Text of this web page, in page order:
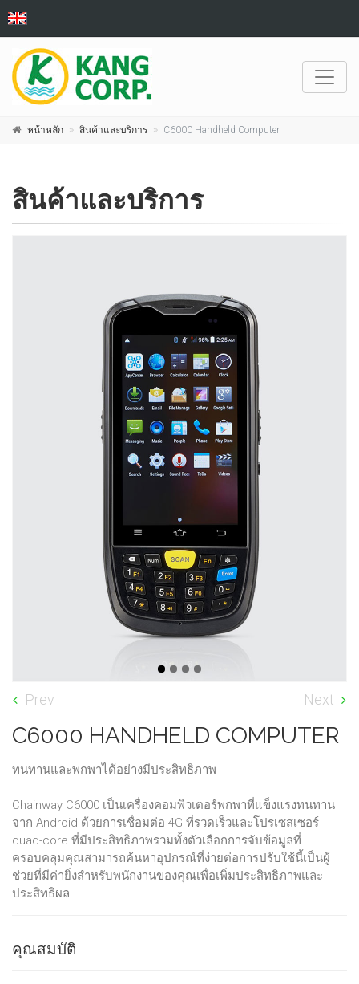
หน้าหลัก สินค้าและบริการ C6000 Handheld Computer
สินค้าและบริการ
Prev Next
C6000 HANDHELD COMPUTER
ทนทานและพกพาได้อย่างมีประสิทธิภาพ
Chainway C6000 เป็นเครื่องคอมพิวเตอร์พกพาที่แข็งแรงทนทาน
จาก Android ด้วยการเชื่อมต่อ 4G ที่รวดเร็วและโปรเซสเซอร์
quad-core ที่มีประสิทธิภาพรวมทั้งตัวเลือกการจับข้อมูลที่
ครอบคลุมคุณสามารถค้นหาอุปกรณ์ที่ง่ายต่อการปรับใช้นี้เป็นผู้
ช่วยที่มีค่ายิ่งสำหรับพนักงานของคุณเพื่อเพิ่มประสิทธิภาพและ
ประสิทธิผล
คุณสมบัติ